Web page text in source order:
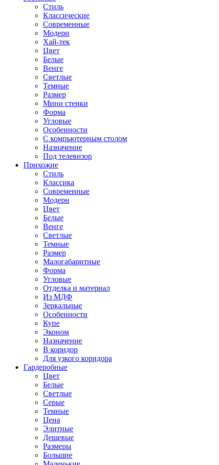
Стиль
Классические
Современные
Модерн
Хай-тек
Цвет
Белые
Венге
Светлые
Темные
Размер
Мини стенки
Форма
Угловые
Особенности
С компьютерным столом
Назначение
Под телевизор
Прихожие
Стиль
Классика
Современные
Модерн
Цвет
Белые
Венге
Светлые
Темные
Размер
Малогабаритные
Форма
Угловые
Отделка и материал
Из МДФ
Зеркальные
Особенности
Купе
Эконом
Назначение
В коридор
Для узкого коридора
Гардеробные
Цвет
Белые
Светлые
Серые
Темные
Цена
Элитные
Дешевые
Размеры
Большие